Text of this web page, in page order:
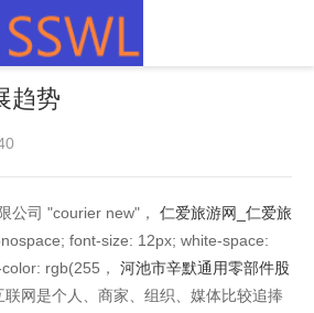
趋势
公司 "courier new"， 仁爱旅游网_仁爱旅
font-size: 12px; white-space:
rgb(255， 河池市辛默通用零部件股
网是个人、商家、组织、媒体比较追捧